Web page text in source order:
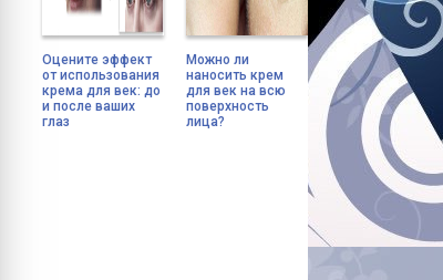
Оцените эффект
от использования
крема для век: до
и после ваших
глаз
Можно ли
наносить крем
для век на всю
поверхность
лица?